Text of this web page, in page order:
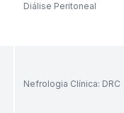
Diálise Peritoneal
Nefrologia Clínica: DRC